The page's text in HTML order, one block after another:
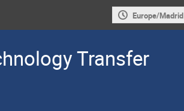
Europe/Madrid
Transfer